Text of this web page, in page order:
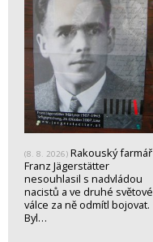
(8. 8. 2026) Rakouský farmář
Franz Jägerstätter
nesouhlasil s nadvládou
nacistů a ve druhé světové
válce za ně odmítl bojovat.
Byl…